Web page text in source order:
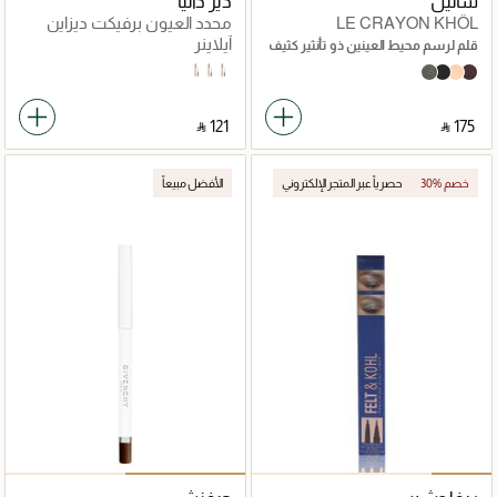
LE CRAYON KHÔL
قلم لرسم محيط العينين ذو تأنثير كثيف
AMBRE
CLAIR
NOIR
GRAPHITE
‎ ⃁ ⁦175⁩ ‎
محدد العيون برفيكت ديزاين
آيلاينر
Glitter Champagne
Glitter Pink
Glitter Sunset
‎ ⃁ ⁦121⁩ ‎
30% خصم حصرياً عبر المتجر الإلكتروني الأفضل مبيعاً